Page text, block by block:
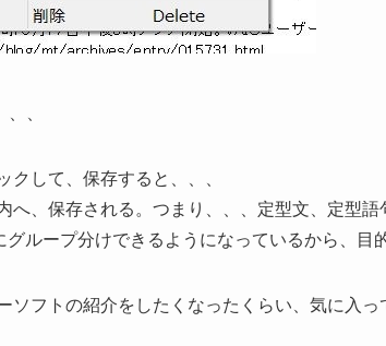
、
して、保存すると、、、
へ、保存される。つまり、、、定型文、定型
ループ分けできるようになっているから、目
ソフトの紹介をしたくなったくらい、気に入っ